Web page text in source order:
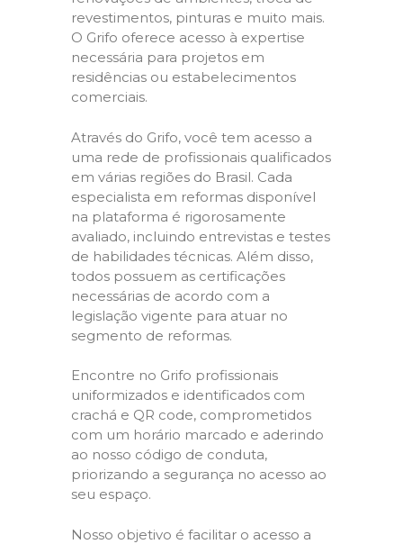
revestimentos, pinturas e muito mais.
O Grifo oferece acesso à expertise
necessária para projetos em
residências ou estabelecimentos
comerciais.
Através do Grifo, você tem acesso a
uma rede de profissionais qualificados
em várias regiões do Brasil. Cada
especialista em reformas disponível
na plataforma é rigorosamente
avaliado, incluindo entrevistas e testes
de habilidades técnicas. Além disso,
todos possuem as certificações
necessárias de acordo com a
legislação vigente para atuar no
segmento de reformas.
Encontre no Grifo profissionais
uniformizados e identificados com
crachá e QR code, comprometidos
com um horário marcado e aderindo
ao nosso código de conduta,
priorizando a segurança no acesso ao
seu espaço.
Nosso objetivo é facilitar o acesso a